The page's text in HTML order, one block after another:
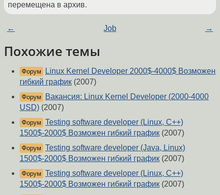
перемещена в архив.
← Job →
Похожие темы
Форум
Linux Kernel Developer 2000$-4000$ Возможен
гибкий график (2007)
Форум
Вакансия: Linux Kernel Developer (2000-4000
USD) (2007)
Форум Testing software developer (Linux, C++)
1500$-2000$ Возможен гибкий график (2007)
Форум Testing software developer (Java, Linux)
1500$-2000$ Возможен гибкий график (2007)
Форум Testing software developer (Linux, C++)
1500$-2000$ Возможен гибкий график (2007)